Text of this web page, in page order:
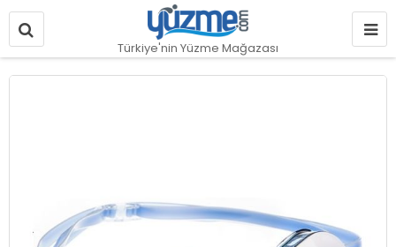
Türkiye'nin Yüzme Mağazası
Resim